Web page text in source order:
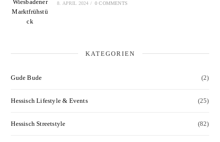
8. APRIL 2024 / 0 COMMENTS
KATEGORIEN
Gude Bude (2)
Hessisch Lifestyle & Events (25)
Hessisch Streetstyle (82)